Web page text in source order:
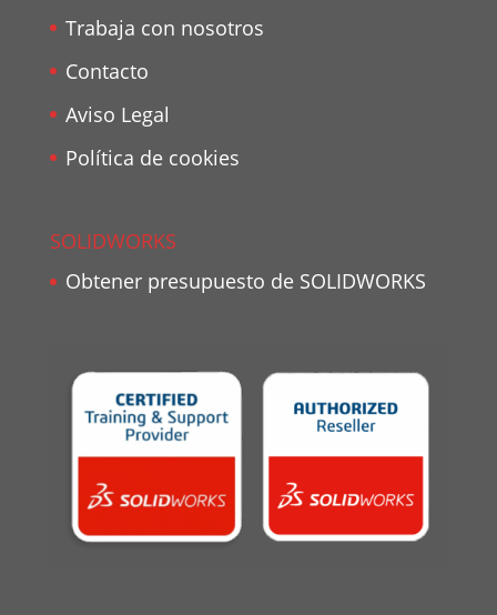
Trabaja con nosotros
Contacto
Aviso Legal
Política de cookies
SOLIDWORKS
Obtener presupuesto de SOLIDWORKS